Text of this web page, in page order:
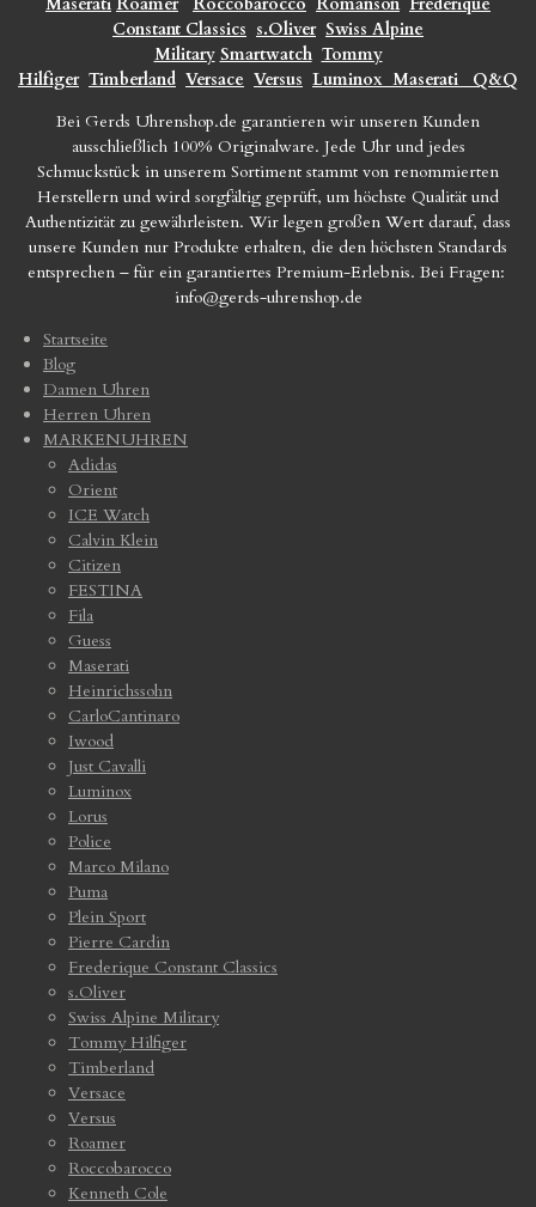
Constant Classics s.Oliver Swiss Alpine
Military Smartwatch Tommy
Hilfiger Timberland Versace Versus Luminox Maserati
Q&Q
Bei Gerds Uhrenshop.de garantieren wir unseren Kunden
ausschließlich 100% Originalware. Jede Uhr und jedes
Schmuckstück in unserem Sortiment stammt von renommierten
Herstellern und wird sorgfältig geprüft, um höchste Qualität und
Authentizität zu gewährleisten. Wir legen großen Wert darauf, dass
unsere Kunden nur Produkte erhalten, die den höchsten Standards
entsprechen – für ein garantiertes Premium-Erlebnis. Bei Fragen:
info@gerds-uhrenshop.de
Startseite
Blog
Damen Uhren
Herren Uhren
MARKENUHREN
Adidas
Orient
ICE Watch
Calvin Klein
Citizen
FESTINA
Fila
Guess
Maserati
Heinrichssohn
CarloCantinaro
Iwood
Just Cavalli
Luminox
Lorus
Police
Marco Milano
Puma
Plein Sport
Pierre Cardin
Frederique Constant Classics
s.Oliver
Swiss Alpine Military
Tommy Hilfiger
Timberland
Versace
Versus
Roamer
Roccobarocco
Kenneth Cole